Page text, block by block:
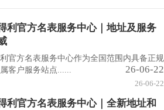
利官方名表服务中心｜地址及服务
官方名表服务中心作为全国范围内具备正规
客户服务站点......
26-06-22
26-06-22
利官方名表服务中心｜全新地址和